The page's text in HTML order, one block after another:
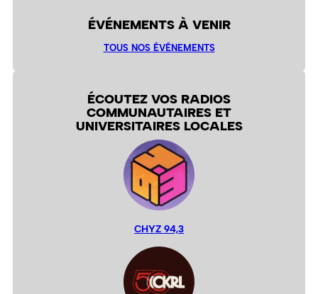
ÉVÉNEMENTS À VENIR
TOUS NOS ÉVÉNEMENTS
ÉCOUTEZ VOS RADIOS
COMMUNAUTAIRES ET
UNIVERSITAIRES LOCALES
CHYZ 94,3